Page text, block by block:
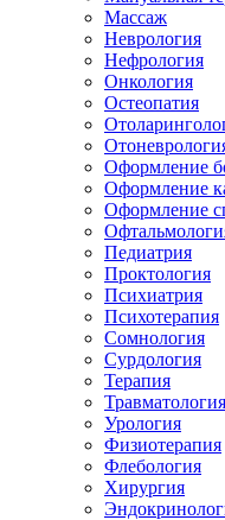
Массаж
Неврология
Нефрология
Онкология
Остеопатия
Оформление
Оформление
Оформление
Педиатрия
Проктология
Психиатрия
Психотерапия
Сомнология
Сурдология
Терапия
Травматология
Урология
Физиотерапия
Флебология
Хирургия